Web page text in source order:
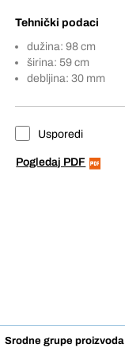
Tehnički podaci
dužina: 98 cm
širina: 59 cm
debljina: 30 mm
Usporedi
Pogledaj PDF
Srodne grupe proizvoda